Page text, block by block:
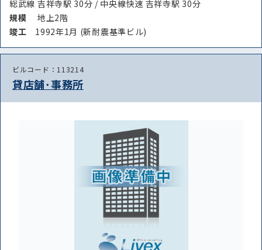
総武線 吉祥寺駅 30分 / 中央線快速 吉祥寺駅 30分
規模
地上2階
竣⼯ 1992年1月 (新耐震基準ビル)
ビルコード：113214
貸店舗･事務所